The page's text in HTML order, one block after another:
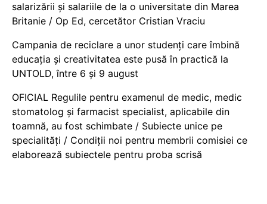
salarizării și salariile de la o universitate din Marea
Britanie / Op Ed, cercetător Cristian Vraciu
Campania de reciclare a unor studenți care îmbină
educația și creativitatea este pusă în practică la
UNTOLD, între 6 și 9 august
OFICIAL Regulile pentru examenul de medic, medic
stomatolog și farmacist specialist, aplicabile din
toamnă, au fost schimbate / Subiecte unice pe
specialități / Condiții noi pentru membrii comisiei ce
elaborează subiectele pentru proba scrisă